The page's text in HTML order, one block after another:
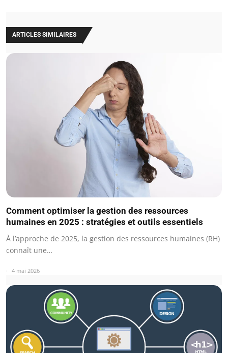
ARTICLES SIMILAIRES
Comment optimiser la gestion des ressources
humaines en 2025 : stratégies et outils essentiels
À l’approche de 2025, la gestion des ressources humaines (RH)
connaît une…
4 mai 2026